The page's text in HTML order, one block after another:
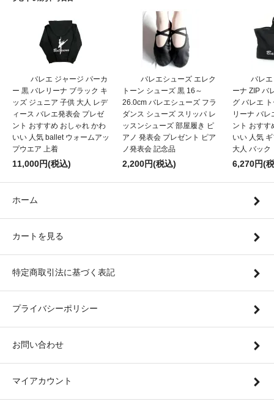
バレエ ジャージ パーカ
ー 黒 バレリーナ ブラック キ
ッズ ジュニア 子供 大人 レデ
ィース バレエ発表会 プレゼ
ント おすすめ おしゃれ かわ
いい 人気 ballet ウォームアッ
プウエア 上着
11,000円(税込)
バレエシューズ エレク
トーン シューズ 黒 16～
26.0cm バレエシューズ フラ
ダンス シューズ スリッパ レ
ッスンシューズ 部屋履き ピ
アノ 発表会 プレゼント ピア
ノ発表会 記念品
2,200円(税込)
バレ
ーナ ZIP バ
グ バレエ
リーナ バレ
ント おすす
いい 人気
大人 バック
6,270円(
ホーム
カートを見る
特定商取引法に基づく表記
プライバシーポリシー
お問い合わせ
マイアカウント